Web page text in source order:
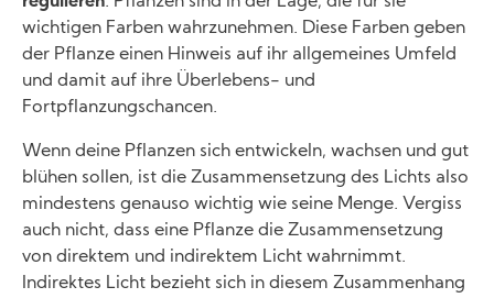
wichtigen Farben wahrzunehmen. Diese Farben geben
der Pflanze einen Hinweis auf ihr allgemeines Umfeld
und damit auf ihre Überlebens- und
Fortpflanzungschancen.
Wenn deine Pflanzen sich entwickeln, wachsen und gut
blühen sollen, ist die Zusammensetzung des Lichts also
mindestens genauso wichtig wie seine Menge. Vergiss
auch nicht, dass eine Pflanze die Zusammensetzung
von direktem und indirektem Licht wahrnimmt.
Indirektes Licht bezieht sich in diesem Zusammenhang